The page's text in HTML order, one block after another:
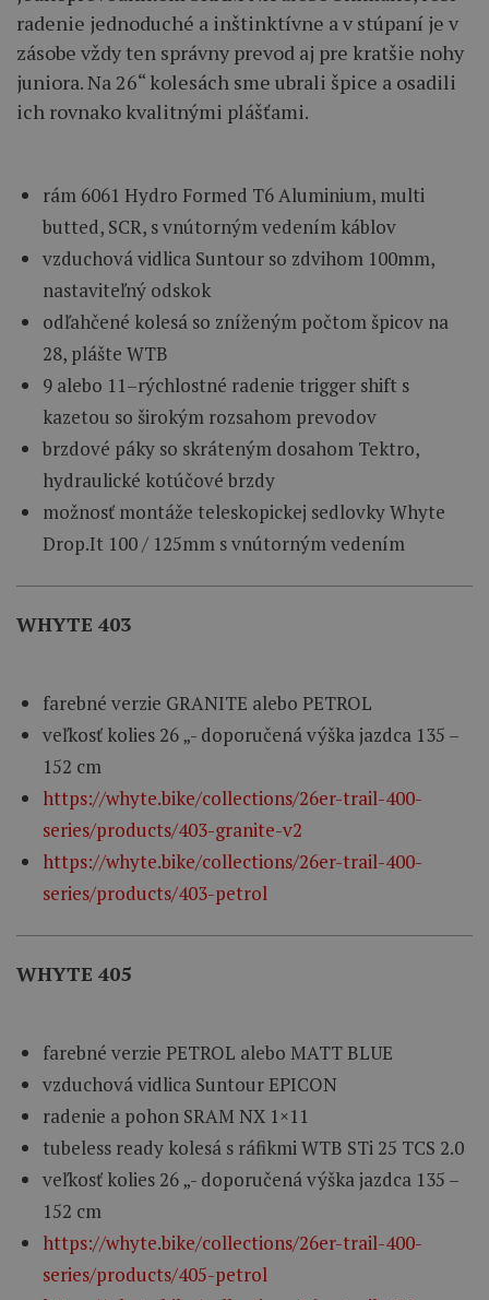
radenie jednoduché a inštinktívne a v stúpaní je v
zásobe vždy ten správny prevod aj pre kratšie nohy
juniora.Na 26“ kolesách sme ubrali špice a osadili
ich rovnako kvalitnými plášťami.
rám 6061 Hydro Formed T6 Aluminium, multi
butted, SCR, svnútorným vedením káblov
vzduchová vidlica Suntour so zdvihom 100mm,
nastaviteľný odskok
odľahčené kolesá so zníženým počtom špicov na
28, plášte WTB
9 alebo 11–rýchlostné radenie trigger shift s
kazetou so širokým rozsahom prevodov
brzdové páky so skráteným dosahom Tektro,
hydraulické kotúčové brzdy
možnosť montáže teleskopickej sedlovkyWhyte
Drop.It 100 / 125mm svnútorným vedením
WHYTE 403
farebné verzie GRANITE alebo PETROL
veľkosť kolies 26 „- doporučená výška jazdca 135 –
152 cm
https://whyte.bike/collections/26er-trail-400-
series/products/403-granite-v2
https://whyte.bike/collections/26er-trail-400-
series/products/403-petrol
WHYTE 405
farebné verzie PETROL alebo MATT BLUE
vzduchová vidlica Suntour EPICON
radenie a pohon SRAM NX 1×11
tubeless ready kolesá s ráfikmi WTB STi 25 TCS 2.0
veľkosť kolies 26 „- doporučená výška jazdca 135 –
152 cm
https://whyte.bike/collections/26er-trail-400-
series/products/405-petrol